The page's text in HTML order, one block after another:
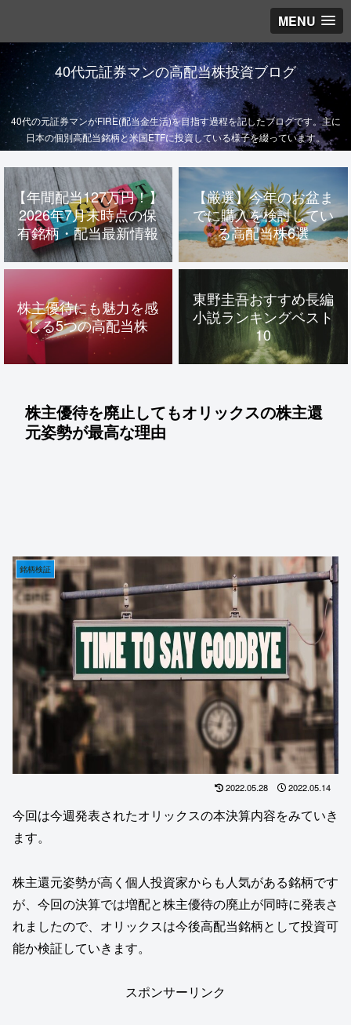
MENU
40代元証券マンの高配当株投資ブログ
40代の元証券マンがFIRE(配当金生活)を目指す過程を記したブログです。主に
日本の個別高配当銘柄と米国ETFに投資している様子を綴っています。
【年間配当127万円！】
2026年7月末時点の保
有銘柄・配当最新情報
【厳選】今年のお盆ま
でに購入を検討してい
る高配当株6選
株主優待にも魅力を感
じる5つの高配当株
東野圭吾おすすめ長編
小説ランキングベスト
10
株主優待を廃止してもオリックスの株主還
元姿勢が最高な理由
銘柄検証
2022.05.28 2022.05.14
今回は今週発表されたオリックスの本決算内容をみていき
ます。
株主還元姿勢が高く個人投資家からも人気がある銘柄です
が、今回の決算では増配と株主優待の廃止が同時に発表さ
れましたので、オリックスは今後高配当銘柄として投資可
能か検証していきます。
スポンサーリンク